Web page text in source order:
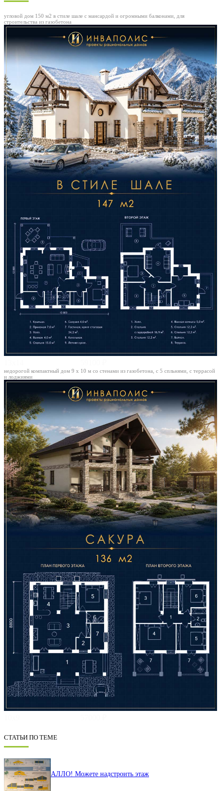
угловой дом 150 м2 в стиле шале с мансардой и огромными балконами, для
строительства из газобетона
недорогой компактный дом 9 х 10 м со стенами из газобетона, с 5 спльнями, с террасой
и лоджиями
СТАТЬИ ПО ТЕМЕ
АЛЛО! Можете надстроить этаж